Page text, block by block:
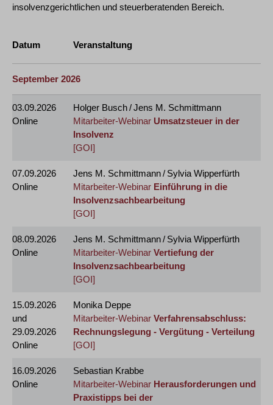
insolvenzgerichtlichen und steuerberatenden Bereich.
Datum Veranstaltung
September 2026
03.09.2026
Online
Holger Busch / Jens M. Schmittmann
Mitarbeiter-Webinar Umsatzsteuer in der
Insolvenz
[GOI]
07.09.2026
Online
Jens M. Schmittmann / Sylvia Wipperfürth
Mitarbeiter-Webinar Einführung in die
Insolvenzsachbearbeitung
[GOI]
08.09.2026
Online
Jens M. Schmittmann / Sylvia Wipperfürth
Mitarbeiter-Webinar Vertiefung der
Insolvenzsachbearbeitung
[GOI]
15.09.2026
und
29.09.2026
Online
Monika Deppe
Mitarbeiter-Webinar Verfahrensabschluss:
Rechnungslegung - Vergütung - Verteilung
[GOI]
16.09.2026
Online
Sebastian Krabbe
Mitarbeiter-Webinar Herausforderungen und
Praxistipps bei der